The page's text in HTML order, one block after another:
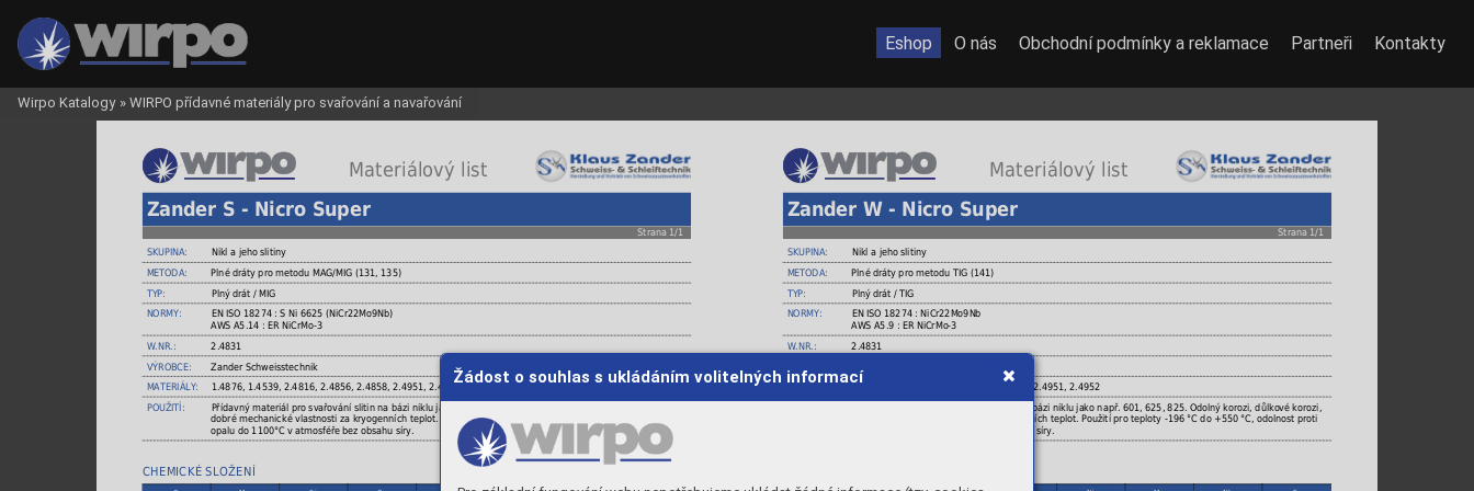
Žádost o souhlas s ukládáním volitelných informací
Materiálový list
Zander S - Nicro Super
Strana 1/1
SKUPINA: Nikl a jeho slitiny
METODA: Plné dráty pro metodu MAG/MIG (131, 135)
TYP: Plný drát / MIG
NORMY:
EN ISO 18274 : S Ni 6625 (NiCr22Mo9Nb)
AWS A5.14 : ER NiCrMo-3
W.NR.:
2.4831
VÝROBCE:
Zander Schweisstechnik
MATERIÁLY: 1.4876, 1.4539, 2.4816, 2.4856, 2.4858, 2.4951, 2.4952
POUŽITÍ:
Přídavný materiál pro svařování slitin na bázi niklu jako např. 601, 625, 825. Odolný korozi, důlkové korozi,
dobré mechanické vlastnosti za kryogenních teplot. Použití pro teploty -196 °C do +550 °C, odolnost proti
opalu do 1100°C v atmosféře bez obsahu síry.
CHEMICKÉ SLOŽENÍ
Materiálový list
Zander W - Nicro Super
Strana 1/1
SKUPINA: Nikl a jeho slitiny
METODA: Plné dráty pro metodu TIG (141)
TYP: Plný drát / TIG
NORMY:
EN ISO 18274 : NiCr22Mo9Nb
AWS A5.9 : ER NiCrMo-3
W.NR.:
2.4831
1.4876, 1.4539, 2.4816, 2.4856, 2.4858, 2.4951, 2.4952
Přídavný materiál pro svařování slitin na bázi niklu jako např. 601, 625, 825. Odolný korozi, důlkové korozi,
dobré mechanické vlastnosti za kryogenních teplot. Použití pro teploty -196 °C do +550 °C, odolnost proti
opalu do 1100°C v atmosféře bez obsahu síry.
Eshop O nás Obchodní podmínky a reklamace Partneři Kontakty
Wirpo Katalogy » WIRPO přídavné materiály pro svařování a navařování